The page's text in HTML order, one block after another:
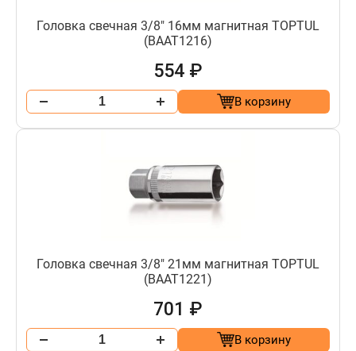
Головка свечная 3/8" 16мм магнитная TOPTUL
(BAAT1216)
554 ₽
В корзину
Головка свечная 3/8" 21мм магнитная TOPTUL
(BAAT1221)
701 ₽
В корзину